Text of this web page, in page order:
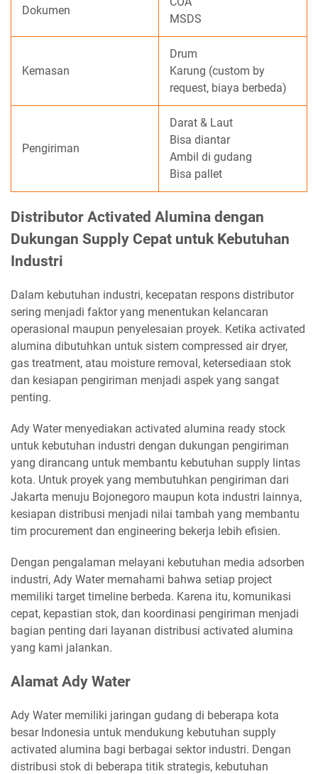
Dokumen
MSDS
Kemasan
Drum
Karung (custom by
request, biaya berbeda)
Pengiriman
Darat & Laut
Bisa diantar
Ambil di gudang
Bisa pallet
Distributor Activated Alumina dengan
Dukungan Supply Cepat untuk Kebutuhan
Industri
Dalam kebutuhan industri, kecepatan respons distributor
sering menjadi faktor yang menentukan kelancaran
operasional maupun penyelesaian proyek. Ketika activated
alumina dibutuhkan untuk sistem compressed air dryer,
gas treatment, atau moisture removal, ketersediaan stok
dan kesiapan pengiriman menjadi aspek yang sangat
penting.
Ady Water menyediakan activated alumina ready stock
untuk kebutuhan industri dengan dukungan pengiriman
yang dirancang untuk membantu kebutuhan supply lintas
kota. Untuk proyek yang membutuhkan pengiriman dari
Jakarta menuju Bojonegoro maupun kota industri lainnya,
kesiapan distribusi menjadi nilai tambah yang membantu
tim procurement dan engineering bekerja lebih efisien.
Dengan pengalaman melayani kebutuhan media adsorben
industri, Ady Water memahami bahwa setiap project
memiliki target timeline berbeda. Karena itu, komunikasi
cepat, kepastian stok, dan koordinasi pengiriman menjadi
bagian penting dari layanan distribusi activated alumina
yang kami jalankan.
Alamat Ady Water
Ady Water memiliki jaringan gudang di beberapa kota
besar Indonesia untuk mendukung kebutuhan supply
activated alumina bagi berbagai sektor industri. Dengan
distribusi stok di beberapa titik strategis, kebutuhan